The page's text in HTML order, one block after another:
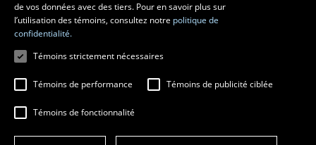
© 2026 Université Laval Tous droits réservés
de vos données avec des tiers. Pour en savoir plus sur
l’utilisation des témoins, consultez notre politique de
confidentialité.
Témoins strictement nécessaires
Témoins de performance Témoins de publicité ciblée
Témoins de fonctionnalité